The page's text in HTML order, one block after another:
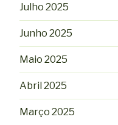
Julho 2025
Junho 2025
Maio 2025
Abril 2025
Março 2025